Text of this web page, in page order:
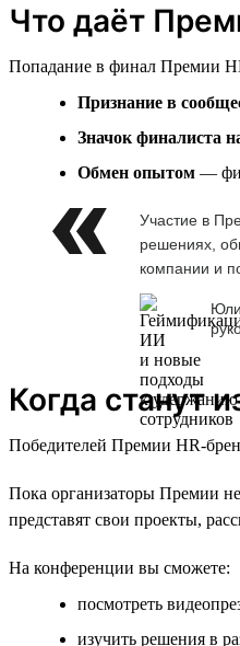
Что даёт
Попадание в финал Премии
Признание в
Значок финалиста
Обмен опытом —
Участие в
решениях,
компании и
Когда станут
Победителей Премии HR-
Пока организаторы Премии
представят свои проекты,
На конференции вы сможете:
посмотреть
изучить решения в